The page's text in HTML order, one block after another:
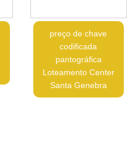
preço de chave
codificada
pantográfica
Loteamento Center
Santa Genebra